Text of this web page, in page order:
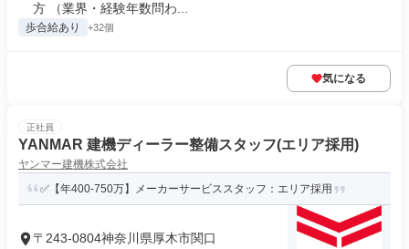
方 （業界・経験年数問わ...
歩合給あり +32個
気になる
正社員
YANMAR 建機ディーラー整備スタッフ(エリア採用)
ヤンマー建機株式会社
✅【年400-750万】メーカーサービススタッフ：エリア採用
〒243-0804神奈川県厚木市関口